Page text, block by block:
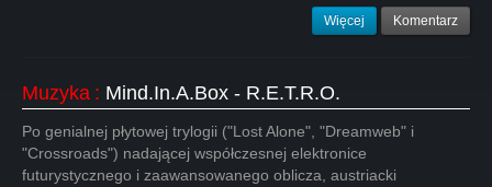
Więcej Komentarz
Muzyka : Mind.In.A.Box - R.E.T.R.O.
Po genialnej płytowej trylogii ("Lost Alone", "Dreamweb" i
"Crossroads") nadającej współczesnej elektronice
futurystycznego i zaawansowanego oblicza, austriacki